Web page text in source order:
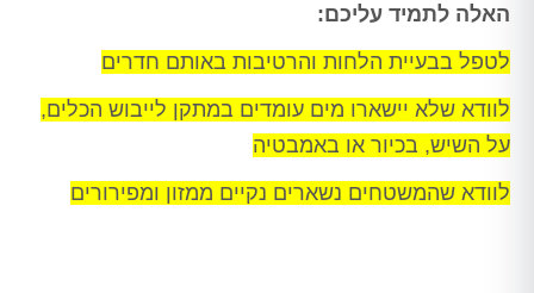
האלה לתמיד עליכם:
לטפל בבעיית הלחות והרטיבות באותם חדרים
לוודא שלא יישארו מים עומדים במתקן לייבוש הכלים,
על השיש, בכיור או באמבטיה
לוודא שהמשטחים נשארים נקיים ממזון ומפירורים